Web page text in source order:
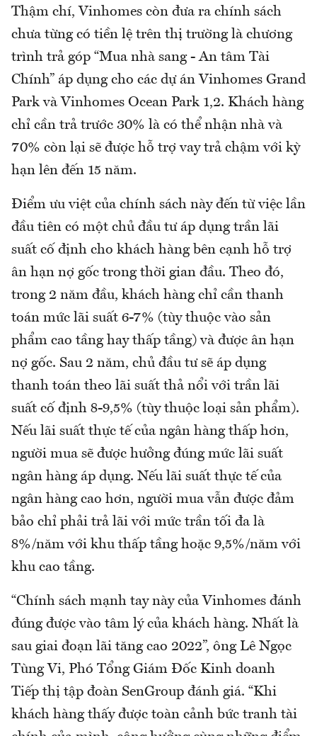
Thậm chí, Vinhomes còn đưa ra chính sách
chưa từng có tiền lệ trên thị trường là chương
trình trả góp “Mua nhà sang - An tâm Tài
Chính” áp dụng cho các dự án Vinhomes Grand
Park và Vinhomes Ocean Park 1,2. Khách hàng
chỉ cần trả trước 30% là có thể nhận nhà và
70% còn lại sẽ được hỗ trợ vay trả chậm với kỳ
hạn lên đến 15 năm.
Điểm ưu việt của chính sách này đến từ việc lần
đầu tiên có một chủ đầu tư áp dụng trần lãi
suất cố định cho khách hàng bên cạnh hỗ trợ
ân hạn nợ gốc trong thời gian đầu. Theo đó,
trong 2 năm đầu, khách hàng chỉ cần thanh
toán mức lãi suất 6-7% (tùy thuộc vào sản
phẩm cao tầng hay thấp tầng) và được ân hạn
nợ gốc. Sau 2 năm, chủ đầu tư sẽ áp dụng
thanh toán theo lãi suất thả nổi với trần lãi
suất cố định 8-9,5% (tùy thuộc loại sản phẩm).
Nếu lãi suất thực tế của ngân hàng thấp hơn,
người mua sẽ được hưởng đúng mức lãi suất
ngân hàng áp dụng. Nếu lãi suất thực tế của
ngân hàng cao hơn, người mua vẫn được đảm
bảo chỉ phải trả lãi với mức trần tối đa là
8%/năm với khu thấp tầng hoặc 9,5%/năm với
khu cao tầng.
“Chính sách mạnh tay này của Vinhomes đánh
đúng được vào tâm lý của khách hàng. Nhất là
sau giai đoạn lãi tăng cao 2022”, ông Lê Ngọc
Tùng Vi, Phó Tổng Giám Đốc Kinh doanh
Tiếp thị tập đoàn SenGroup đánh giá. “Khi
khách hàng thấy được toàn cảnh bức tranh tài